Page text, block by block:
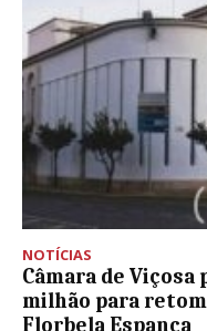
NOTÍCIAS
Câmara de Viçosa
milhão para
Florbela Espanca